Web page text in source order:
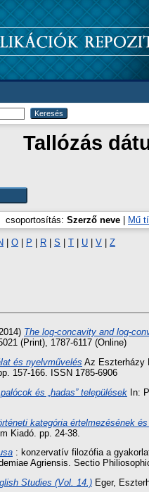
Tallózás
csoportosítás: Szerző neve Mű
O P R S T U V Z
The log-concavity and log-
(Print), 1787-6117 (Online)
és nyelvművelés Az Eszterházy
157-166. ISSN 1785-6906
és „hadas” települések In:
kategória értelmezésének
Kiadó. pp. 24-38.
: konzervatív filozófia a
Agriensis. Sectio
Studies (Vol. 14.) Eger,